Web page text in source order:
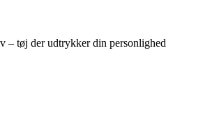
– tøj der udtrykker din personlighed